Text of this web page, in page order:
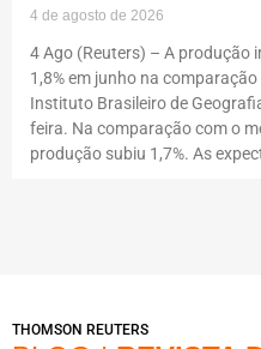
4 de agosto de 2026
4 Ago (Reuters) – A produção
1,8% em junho na
Instituto Brasileiro de
feira. Na comparação com o
produção subiu 1,7%. As
THOMSON REUTERS